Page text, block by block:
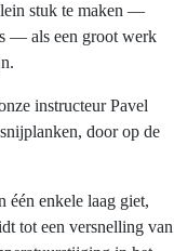
stuk te maken —
— als een groot werk
instructeur Pavel
door op de
één enkele laag giet,
tot een versnelling van